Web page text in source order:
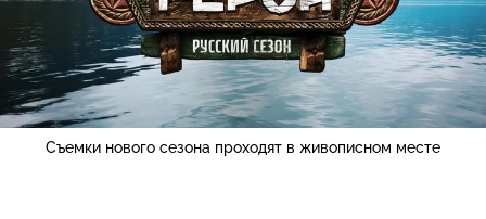
Съемки нового сезона проходят в живописном месте